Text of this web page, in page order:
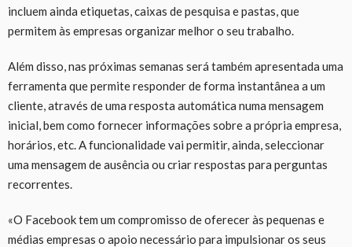
incluem ainda etiquetas, caixas de pesquisa e pastas, que
permitem às empresas organizar melhor o seu trabalho.
Além disso, nas próximas semanas será também apresentada uma
ferramenta que permite responder de forma instantânea a um
cliente, através de uma resposta automática numa mensagem
inicial, bem como fornecer informações sobre a própria empresa,
horários, etc. A funcionalidade vai permitir, ainda, seleccionar
uma mensagem de ausência ou criar respostas para perguntas
recorrentes.
«O Facebook tem um compromisso de oferecer às pequenas e
médias empresas o apoio necessário para impulsionar os seus